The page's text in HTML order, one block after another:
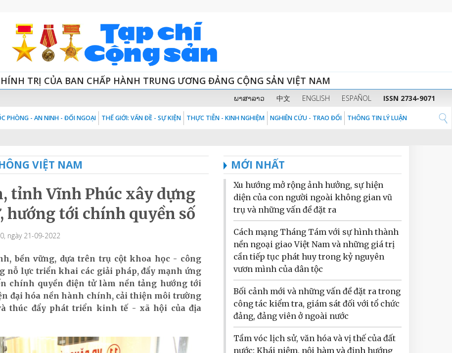
TRỊ CỦA BAN CHẤP HÀNH TRUNG ƯƠNG ĐẢNG CỘNG SẢN VIỆT NAM
ພາສາລາວ 中文 ENGLISH ESPAÑOL ISSN 2734-9071
PHÒNG - AN NINH - ĐỐI NGOẠI THẾ GIỚI: VẤN ĐỀ - SỰ KIỆN THỰC TIỄN - KINH NGHIỆM NGHIÊN CỨU - TRAO ĐỔI THÔNG TIN LÝ LUẬN
VIỆT NAM
tỉnh Vĩnh Phúc xây dựng
hướng tới chính quyền số
ngày 21-09-2022
bền vững, dựa trên trụ cột khoa học - công
nỗ lực triển khai các giải pháp, đẩy mạnh ứng
chính quyền điện tử làm nền tảng hướng tới
đại hóa nền hành chính, cải thiện môi trường
thúc đẩy phát triển kinh tế - xã hội của địa
MỚI NHẤT
Xu hướng mở rộng ảnh hưởng, sự hiện
diện của con người ngoài không gian vũ
trụ và những vấn đề đặt ra
Cách mạng Tháng Tám với sự hình thành
nền ngoại giao Việt Nam và những giá trị
cần tiếp tục phát huy trong kỷ nguyên
vươn mình của dân tộc
Bối cảnh mới và những vấn đề đặt ra trong
công tác kiểm tra, giám sát đối với tổ chức
đảng, đảng viên ở ngoài nước
Tầm vóc lịch sử, văn hóa và vị thế của đất
nước: Khái niệm, nội hàm và định hướng